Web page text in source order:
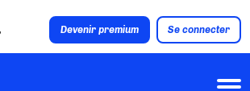
Devenir premium Se connecter